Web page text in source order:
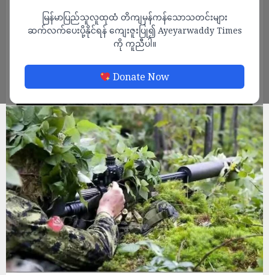
မြန်မာပြည်သူလူထုထံ တိကျမှန်ကန်သောသတင်းများ
ဆက်လက်ပေးပို့နိုင်ရန် ကျေးဇူးပြု၍ Ayeyarwaddy Times
ကို ကူညီပါ။
Donate Now
ရေကြည်နှင့် သာပေါင်းအစပ် ကြောင်လျှာရွာ
တွင် တိုက်ပွဲပြင်းထန်နေပြီး စစ်တပ်ဘက်က
အထိနာ၍ ဗိုလ်အဆင့်ရှိသူများပါ ထွက်ပြေး
ADMIN JUNE 10, 2026